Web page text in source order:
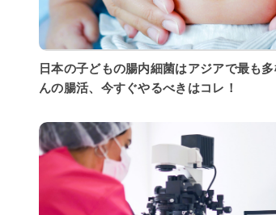
日本の子どもの腸内細菌はアジアで最も
んの腸活、今すぐやるべきはコレ！